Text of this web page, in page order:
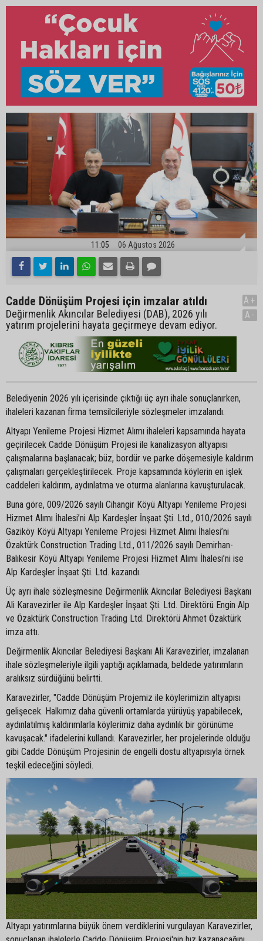
11:05 06 Ağustos 2026
Cadde Dönüşüm Projesi için imzalar atıldı
Değirmenlik Akıncılar Belediyesi (DAB), 2026 yılı
yatırım projelerini hayata geçirmeye devam ediyor.
A+
A-
Belediyenin 2026 yılı içerisinde çıktığı üç ayrı ihale sonuçlanırken,
ihaleleri kazanan firma temsilcileriyle sözleşmeler imzalandı.
Altyapı Yenileme Projesi Hizmet Alımı ihaleleri kapsamında hayata
geçirilecek Cadde Dönüşüm Projesi ile kanalizasyon altyapısı
çalışmalarına başlanacak; büz, bordür ve parke döşemesiyle kaldırım
çalışmaları gerçekleştirilecek. Proje kapsamında köylerin en işlek
caddeleri kaldırım, aydınlatma ve oturma alanlarına kavuşturulacak.
Buna göre, 009/2026 sayılı Cihangir Köyü Altyapı Yenileme Projesi
Hizmet Alımı İhalesi’ni Alp Kardeşler İnşaat Şti. Ltd., 010/2026 sayılı
Gaziköy Köyü Altyapı Yenileme Projesi Hizmet Alımı İhalesi’ni
Özaktürk Construction Trading Ltd., 011/2026 sayılı Demirhan-
Balıkesir Köyü Altyapı Yenileme Projesi Hizmet Alımı İhalesi’ni ise
Alp Kardeşler İnşaat Şti. Ltd. kazandı.
Üç ayrı ihale sözleşmesine Değirmenlik Akıncılar Belediyesi Başkanı
Ali Karavezirler ile Alp Kardeşler İnşaat Şti. Ltd. Direktörü Engin Alp
ve Özaktürk Construction Trading Ltd. Direktörü Ahmet Özaktürk
imza attı.
Değirmenlik Akıncılar Belediyesi Başkanı Ali Karavezirler, imzalanan
ihale sözleşmeleriyle ilgili yaptığı açıklamada, beldede yatırımların
aralıksız sürdüğünü belirtti.
Karavezirler, "Cadde Dönüşüm Projemiz ile köylerimizin altyapısı
gelişecek. Halkımız daha güvenli ortamlarda yürüyüş yapabilecek,
aydınlatılmış kaldırımlarla köylerimiz daha aydınlık bir görünüme
kavuşacak." ifadelerini kullandı. Karavezirler, her projelerinde olduğu
gibi Cadde Dönüşüm Projesinin de engelli dostu altyapısıyla örnek
teşkil edeceğini söyledi.
Altyapı yatırımlarına büyük önem verdiklerini vurgulayan Karavezirler,